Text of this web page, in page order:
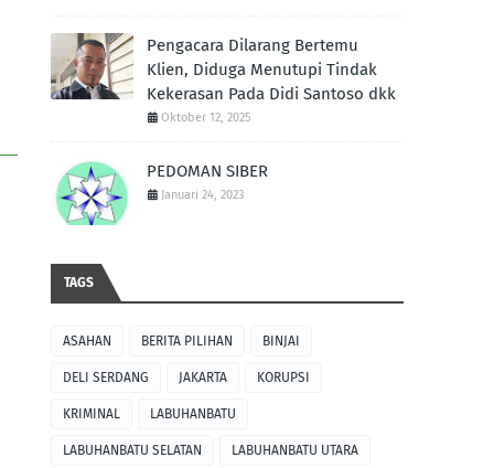
Pengacara Dilarang Bertemu
Klien, Diduga Menutupi Tindak
Kekerasan Pada Didi Santoso dkk
Oktober 12, 2025
PEDOMAN SIBER
Januari 24, 2023
TAGS
ASAHAN BERITA PILIHAN BINJAI
DELI SERDANG JAKARTA KORUPSI
KRIMINAL LABUHANBATU
LABUHANBATU SELATAN LABUHANBATU UTARA